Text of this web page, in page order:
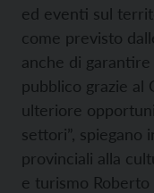
ed eventi sul
come previsto
anche di
pubblico grazie al
ulteriore
settori”, spiegano
provinciali alla
e turismo Roberto